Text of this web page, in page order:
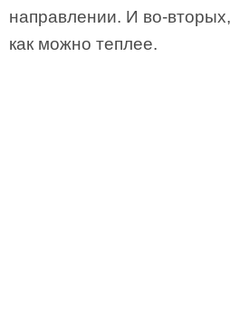
направлении. И во-
как можно теплее.